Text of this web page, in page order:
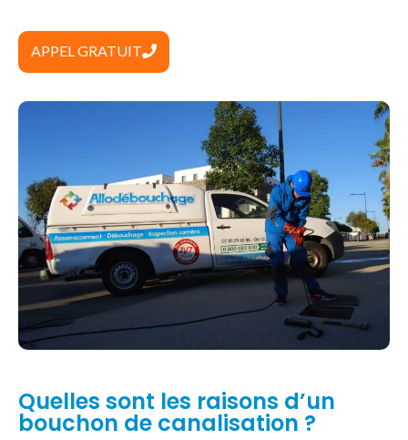
APPEL GRATUIT
Quelles sont les raisons d’un
bouchon de canalisation ?